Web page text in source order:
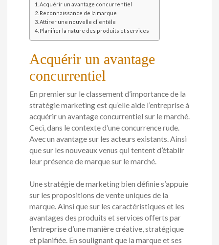
Acquérir un avantage concurrentiel
Reconnaissance de la marque
Attirer une nouvelle clientèle
Planifier la nature des produits et services
Acquérir un avantage
concurrentiel
En premier sur le classement d’importance de la
stratégie marketing est qu’elle aide l’entreprise à
acquérir un avantage concurrentiel sur le marché.
Ceci, dans le contexte d’une concurrence rude.
Avec un avantage sur les acteurs existants. Ainsi
que sur les nouveaux venus qui tentent d’établir
leur présence de marque sur le marché.
Une stratégie de marketing bien définie s’appuie
sur les propositions de vente uniques de la
marque. Ainsi que sur les caractéristiques et les
avantages des produits et services offerts par
l’entreprise d’une manière créative, stratégique
et planifiée. En soulignant que la marque et ses